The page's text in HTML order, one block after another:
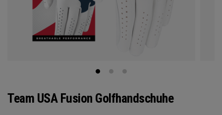
Team USA Fusion Golfhandschuhe